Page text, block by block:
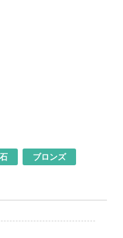
ブロンズ